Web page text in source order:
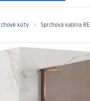
kúty Sprchová kabína